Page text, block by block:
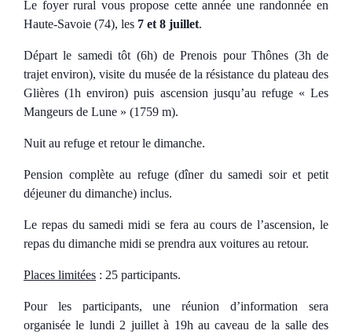
Le foyer rural vous propose cette année une randonnée en
Haute-Savoie (74), les 7 et 8 juillet.
Départ le samedi tôt (6h) de Prenois pour Thônes (3h de
trajet environ), visite du musée de la résistance du plateau des
Glières (1h environ) puis ascension jusqu’au refuge « Les
Mangeurs de Lune » (1759 m).
Nuit au refuge et retour le dimanche.
Pension complète au refuge (dîner du samedi soir et petit
déjeuner du dimanche) inclus.
Le repas du samedi midi se fera au cours de l’ascension, le
repas du dimanche midi se prendra aux voitures au retour.
Places limitées : 25 participants.
Pour les participants, une réunion d’information sera
organisée le lundi 2 juillet à 19h au caveau de la salle des